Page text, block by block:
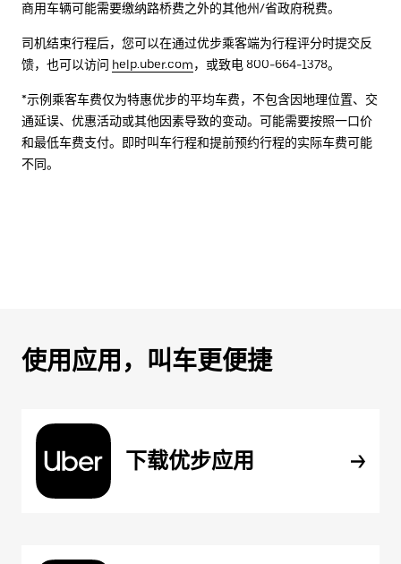
商用车辆可能需要缴纳路桥费之外的其他州/省政府税费。
司机结束行程后，您可以在通过优步乘客端为行程评分时提交反
馈，也可以访问 help.uber.com，或致电 800-664-1378。
*示例乘客车费仅为特惠优步的平均车费，不包含因地理位置、交
通延误、优惠活动或其他因素导致的变动。可能需要按照一口价
和最低车费支付。即时叫车行程和提前预约行程的实际车费可能
不同。
使用应用，叫车更便捷
下载优步应用